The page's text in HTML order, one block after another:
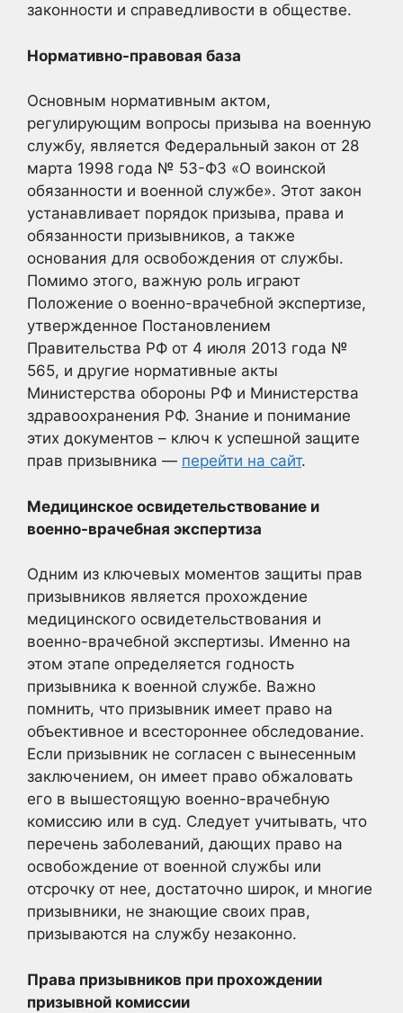
законности и справедливости в обществе.
Нормативно-правовая база
Основным нормативным актом,
регулирующим вопросы призыва на военную
службу, является Федеральный закон от 28
марта 1998 года № 53-ФЗ «О воинской
обязанности и военной службе». Этот закон
устанавливает порядок призыва, права и
обязанности призывников, а также
основания для освобождения от службы.
Помимо этого, важную роль играют
Положение о военно-врачебной экспертизе,
утвержденное Постановлением
Правительства РФ от 4 июля 2013 года №
565, и другие нормативные акты
Министерства обороны РФ и Министерства
здравоохранения РФ. Знание и понимание
этих документов – ключ к успешной защите
прав призывника — перейти на сайт.
Медицинское освидетельствование и
военно-врачебная экспертиза
Одним из ключевых моментов защиты прав
призывников является прохождение
медицинского освидетельствования и
военно-врачебной экспертизы. Именно на
этом этапе определяется годность
призывника к военной службе. Важно
помнить, что призывник имеет право на
объективное и всестороннее обследование.
Если призывник не согласен с вынесенным
заключением, он имеет право обжаловать
его в вышестоящую военно-врачебную
комиссию или в суд. Следует учитывать, что
перечень заболеваний, дающих право на
освобождение от военной службы или
отсрочку от нее, достаточно широк, и многие
призывники, не знающие своих прав,
призываются на службу незаконно.
Права призывников при прохождении
призывной комиссии